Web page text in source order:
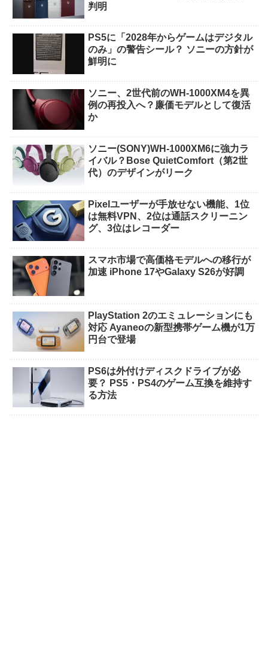
判明
PS5に「2028年からゲームはデジタル
のみ」の警告シール？ ソニーの方針が
鮮明に
ソニー、2世代前のWH-1000XM4を異
例の再投入へ？廉価モデルとして復活
か
ソニー(SONY)WH-1000XM6に強力ラ
イバル？Bose QuietComfort（第2世
代）のデザインがリーク
Pixelユーザーが手放せない機能、1位
は無料VPN、2位は通話スクリーニン
グ、3位はレコーダー
スマホ市場で高価格モデルへの移行が
加速 iPhone 17やGalaxy S26が好調
PlayStation 2のエミュレーションにも
対応 Ayaneoの新型携帯ゲーム機が1万
円台で登場
PS6は外付けディスクドライブが必
要？ PS5・PS4のゲーム互換を維持す
る方法